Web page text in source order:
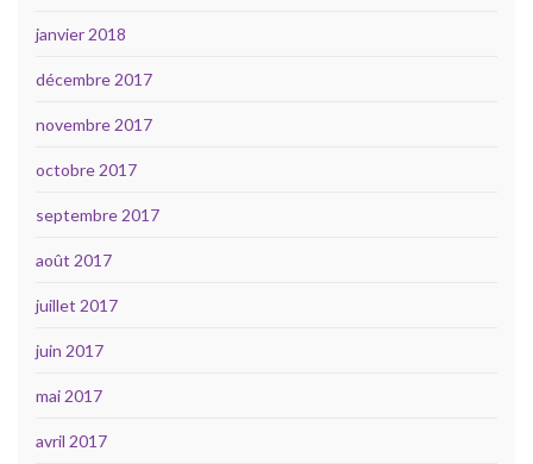
janvier 2018
décembre 2017
novembre 2017
octobre 2017
septembre 2017
août 2017
juillet 2017
juin 2017
mai 2017
avril 2017